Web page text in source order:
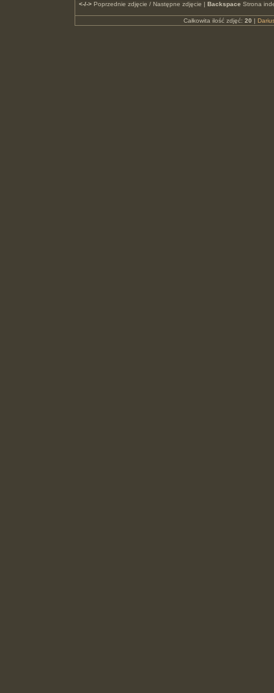
<-/->Poprzednie zdjęcie / Następne zdjęcie | Backspace Strona
Całkowita ilość zdjęć: 20 |